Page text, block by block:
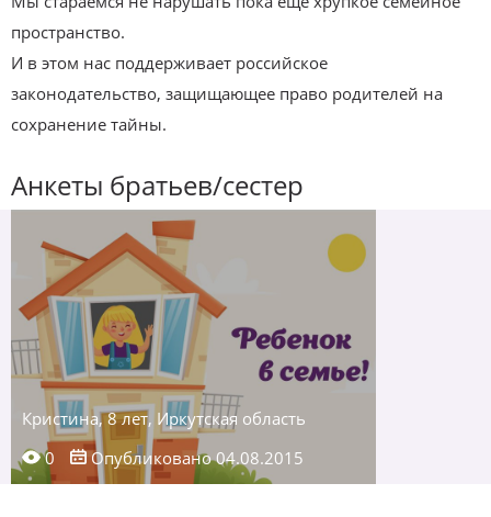
пространство.
И в этом нас поддерживает российское
законодательство, защищающее право родителей на
сохранение тайны.
Анкеты братьев/сестер
Кристина, 8 лет, Иркутская область
0
Опубликовано 04.08.2015